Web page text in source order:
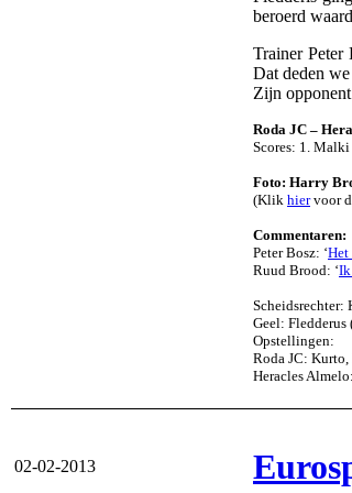
beroerd
Trainer Peter
Dat deden
Zijn
Roda JC –
Scores: 1.
Foto: Harry
(Klik hiervoor
Commentaren:
Peter Bosz: ‘Het
Ruud Brood: ‘Ik
Scheidsrechter:
Geel: Fledderus
Opstellingen:
Roda JC:
Heracles
02-02-2013